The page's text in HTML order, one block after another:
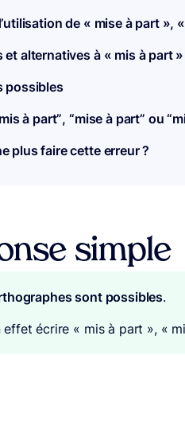
de « mise à part »,
et alternatives à « mis à part »
possibles
à part”, “mise à part” ou
plus faire cette erreur ?
simple
sont possibles.
effet écrire « mis à part », «